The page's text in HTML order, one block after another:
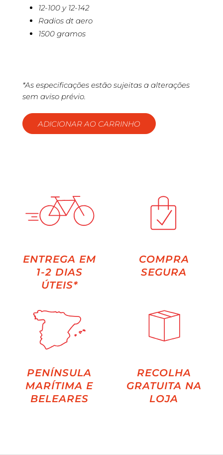
12-100 y 12-142
Radios dt aero
1500 gramos
*As especificações estão sujeitas a alterações
sem aviso prévio.
ADICIONAR AO CARRINHO
ENTREGA EM
1-2 DIAS
ÚTEIS*
COMPRA
SEGURA
PENÍNSULA
MARÍTIMA E
BELEARES
RECOLHA
GRATUITA NA
LOJA